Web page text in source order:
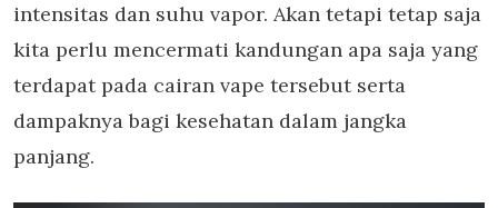
intensitas dan suhu vapor. Akan tetapi tetap saja
kita perlu mencermati kandungan apa saja yang
terdapat pada cairan vape tersebut serta
dampaknya bagi kesehatan dalam jangka
panjang.